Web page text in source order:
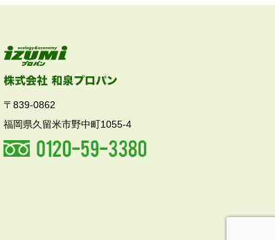
〒839-0862
福岡県久留米市野中町1055-4